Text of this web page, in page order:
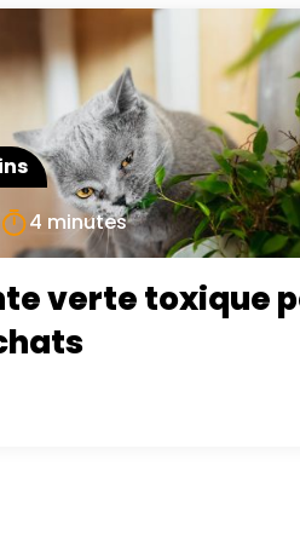
4 minutes
verte toxique